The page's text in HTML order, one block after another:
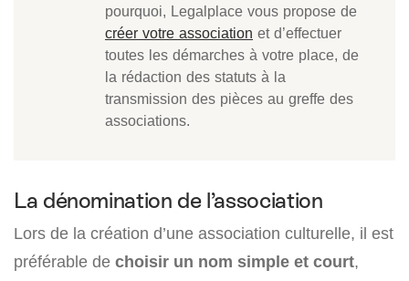
pourquoi, Legalplace vous propose de
créer votre association et d’effectuer
toutes les démarches à votre place, de
la rédaction des statuts à la
transmission des pièces au greffe des
associations.
La dénomination de l’association
Lors de la création d’une association culturelle, il est
préférable de choisir un nom simple et court,